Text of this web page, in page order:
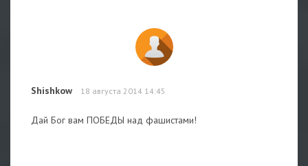
Shishkow 18 августа 2014 14:45
Дай Бог вам ПОБЕДЫ над фашистами!